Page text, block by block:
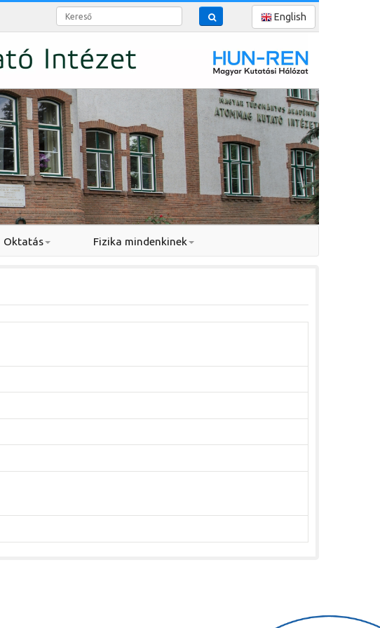
Kereső English
Oktatás Fizika mindenkinek